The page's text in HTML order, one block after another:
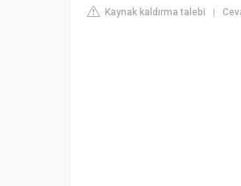
Kaynak kaldırma talebi |